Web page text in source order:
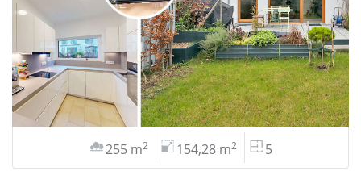
255 m2 154,28 m2 5